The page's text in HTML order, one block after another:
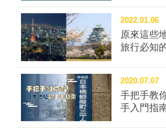
2022.01.06
原來這些
旅行必知
2020.07.07
手把手教
手入門指